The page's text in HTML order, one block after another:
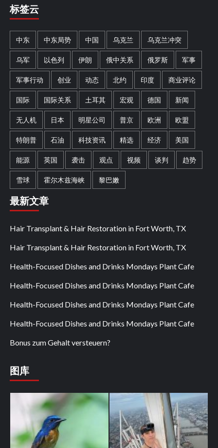
标签云
中东 中东局势 中国 乌克兰 乌克兰冲突
乌军 以色列 伊朗 俄中关系 俄罗斯 军事
军事行动 创业 动态 北约 印度 商业评论
国际 国际关系 土耳其 宏观 德国 新闻
无人机 日本 明星公司 普京 欧洲 欧盟
特朗普 石油 科技资讯 精选 经济 美国
能源 英国 袭击 观点 视频 谈判 趋势
雪球 霍尔木兹海峡 黎巴嫩
最新文章
Hair Transplant & Hair Restoration in Fort Worth, TX
Hair Transplant & Hair Restoration in Fort Worth, TX
Health-Focused Dishes and Drinks Mondays Plant Cafe
Health-Focused Dishes and Drinks Mondays Plant Cafe
Health-Focused Dishes and Drinks Mondays Plant Cafe
Health-Focused Dishes and Drinks Mondays Plant Cafe
Bonus zum Gehalt versteuern?
图库